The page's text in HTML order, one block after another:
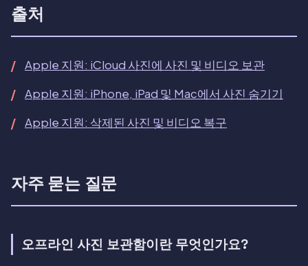
출처
Apple 지원: iCloud 사진에 사진 및 비디오 보관
Apple 지원: iPhone, iPad 및 Mac에서 사진 숨기기
Apple 지원: 삭제된 사진 및 비디오 복구
자주 묻는 질문
오프라인 사진 보관함이란 무엇인가요?